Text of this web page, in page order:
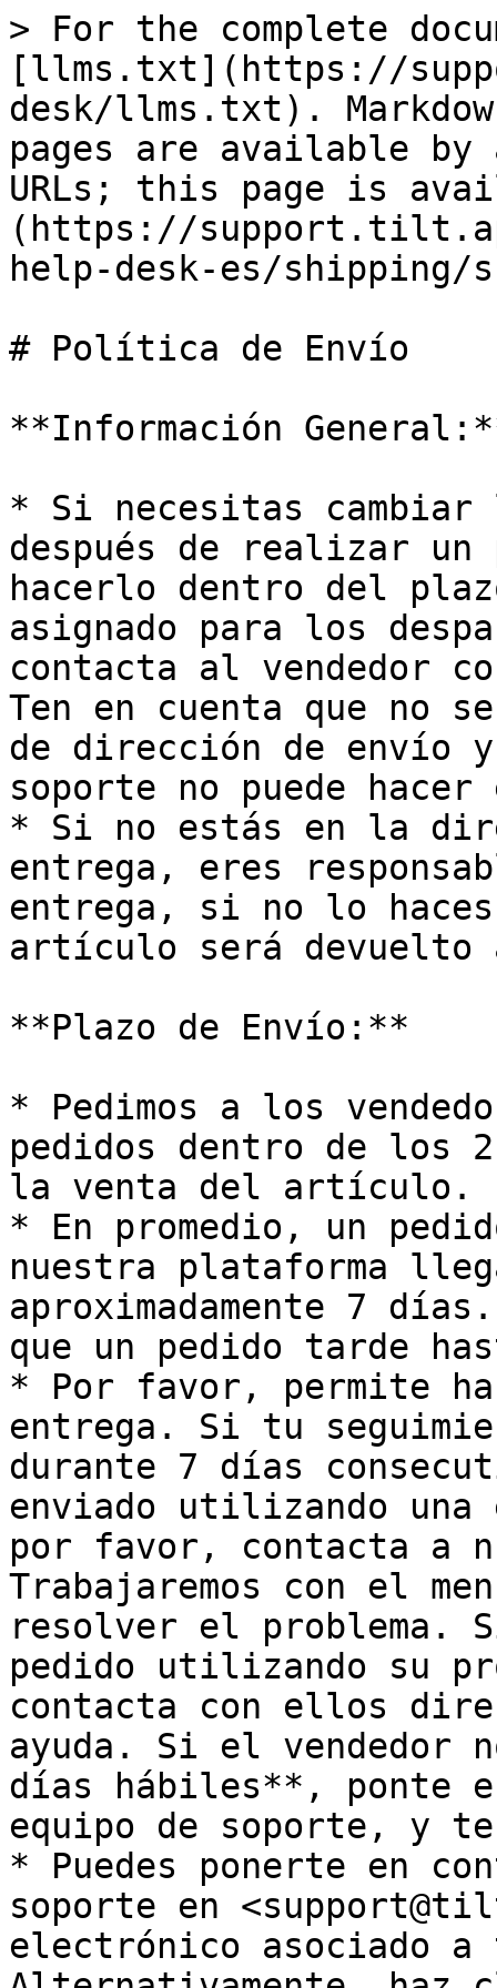
> For the complete
[llms.txt](https://
desk/llms.txt).
pages are available by
URLs; this page is
(https://
help-desk-es/
# Política de Envío
**Información
* Si necesitas
después de realizar
hacerlo dentro del
asignado para los
contacta al vendedor
Ten en cuenta que no
de dirección de envío
soporte no puede
* Si no estás en la
entrega, eres
entrega, si no lo
artículo será devuelto
**Plazo de Envío:**
* Pedimos a los
pedidos dentro de los
la venta del artículo.
* En promedio, un
nuestra plataforma
aproximadamente 7
que un pedido tarde
* Por favor, permite
entrega. Si tu
durante 7 días
enviado utilizando
por favor, contacta a
Trabajaremos con el
resolver el problema.
pedido utilizando su
contacta con ellos
ayuda. Si el vendedor
días hábiles**, ponte
equipo de soporte, y te
* Puedes ponerte en
soporte en
electrónico asociado